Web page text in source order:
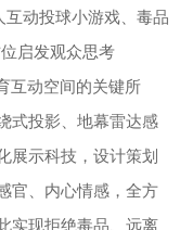
动投球小游戏、毒品
启发观众思考
互动空间的关键所
式投影、地幕雷达感
展示科技，设计策划
官、内心情感，全方
实现拒绝毒品、远离